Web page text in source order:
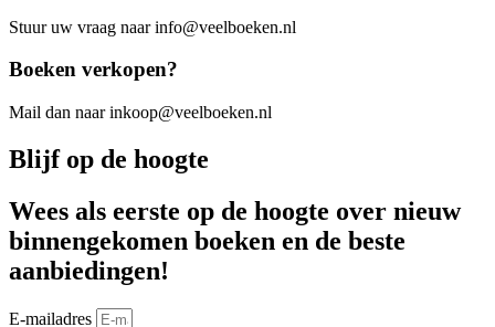
Stuur uw vraag naar info@veelboeken.nl
Boeken verkopen?
Mail dan naar inkoop@veelboeken.nl
Blijf op de hoogte
Wees als eerste op de hoogte over nieuw
binnengekomen boeken en de beste
aanbiedingen!
E-mailadres